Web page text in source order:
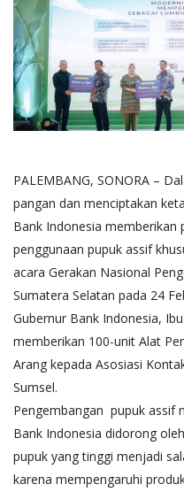
PALEMBANG, SONORA –
pangan dan menciptakan
Bank Indonesia memberikan
penggunaan pupuk assif
acara Gerakan Nasional
Sumatera Selatan pada 24
Gubernur Bank Indonesia,
memberikan 100-unit Alat
Arang kepada Asosiasi
Sumsel.
Pengembangan pupuk assif
Bank Indonesia didorong
pupuk yang tinggi menjadi
karena mempengaruhi